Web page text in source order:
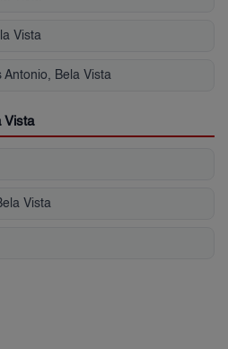
Vista
Antonio, Bela Vista
Vista
Vista